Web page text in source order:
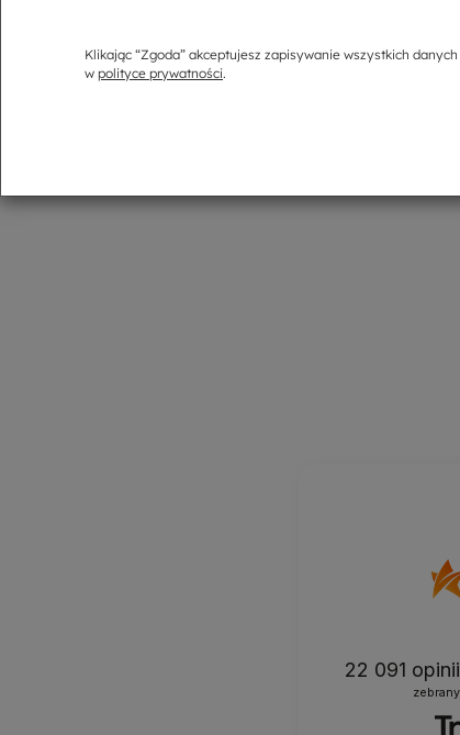
Informacje o producencie
22 091
Klikając “Zgoda” akceptujesz zapisywanie wszystkich
w polityce prywatności.